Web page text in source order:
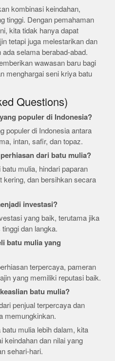
kombinasi keindahan,
tinggi. Dengan pemahaman
kita tidak hanya dapat
tetapi juga melestarikan dan
selama berabad-abad.
wawasan baru bagi
menghargai seni kriya batu
Questions)
populer di Indonesia?
populer di Indonesia antara
intan, safir, dan topaz.
dari batu mulia?
mulia, hindari paparan
kering, dan bersihkan secara
investasi?
yang baik, terutama jika
dan langka.
batu mulia yang
terpercaya, pameran
yang memiliki reputasi baik.
batu mulia?
penjual terpercaya dan
memungkinkan.
mulia lebih dalam, kita
keindahan dan nilai yang
sehari-hari.